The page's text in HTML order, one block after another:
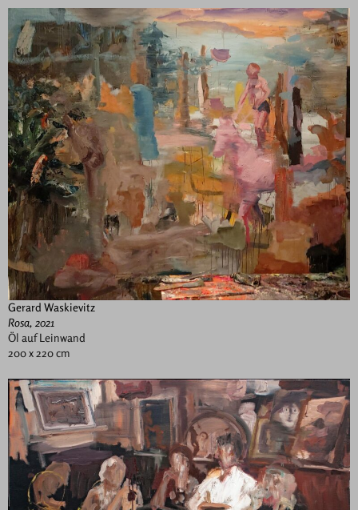
Gerard Waskievitz
Rosa, 2021
Öl auf Leinwand
200 x 220 cm